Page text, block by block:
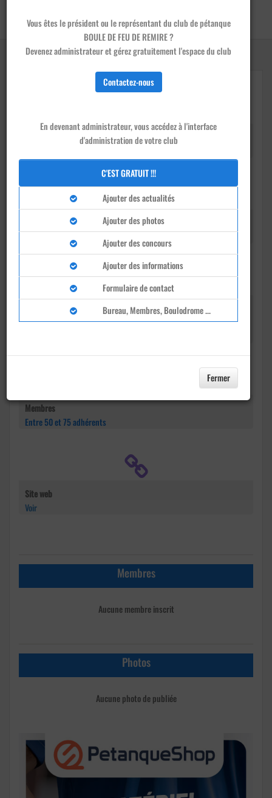
Devenir membre de ce club
Plateau sportive Étienne Dorlipo
Membres
Entre 50 et 75 adhérents
Site web
Voir
Membres
Aucune membre inscrit
Photos
Aucune photo de publiée
Vous êtes le président ou le représentant du club de pétanque
BOULE DE FEU DE REMIRE ?
Devenez administrateur et gérez gratuitement l'espace du club
Contactez-nous
En devenant administrateur, vous accédez à l'interface
d'administration de votre club
C'EST GRATUIT !!!
Ajouter des actualités
Ajouter des photos
Ajouter des concours
Ajouter des informations
Formulaire de contact
Bureau, Membres, Boulodrome ...
Fermer